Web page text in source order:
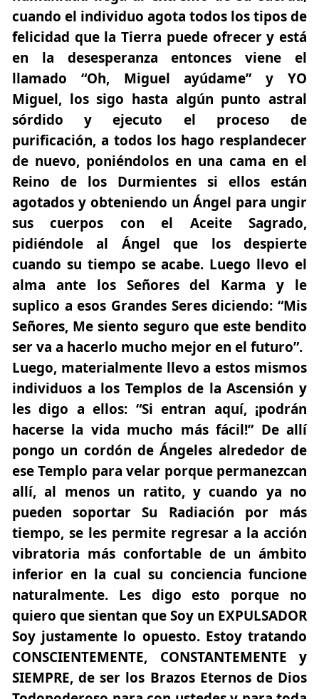
cuando el individuo agota todos los tipos de
felicidad que la Tierra puede ofrecer y está
en la desesperanza entonces viene el
llamado “Oh, Miguel ayúdame” y YO
Miguel, los sigo hasta algún punto astral
sórdido y ejecuto el proceso de
purificación, a todos los hago resplandecer
de nuevo, poniéndolos en una cama en el
Reino de los Durmientes si ellos están
agotados y obteniendo un Ángel para ungir
sus cuerpos con el Aceite Sagrado,
pidiéndole al Ángel que los despierte
cuando su tiempo se acabe. Luego llevo el
alma ante los Señores del Karma y le
suplico a esos Grandes Seres diciendo: “Mis
Señores, Me siento seguro que este bendito
ser va a hacerlo mucho mejor en el futuro”.
Luego, materialmente llevo a estos mismos
individuos a los Templos de la Ascensión y
les digo a ellos: “Si entran aquí, ¡podrán
hacerse la vida mucho más fácil!” De allí
pongo un cordón de Ángeles alrededor de
ese Templo para velar porque permanezcan
allí, al menos un ratito, y cuando ya no
pueden soportar Su Radiación por más
tiempo, se les permite regresar a la acción
vibratoria más confortable de un ámbito
inferior en la cual su conciencia funcione
naturalmente. Les digo esto porque no
quiero que sientan que Soy un EXPULSADOR
Soy justamente lo opuesto. Estoy tratando
CONSCIENTEMENTE, CONSTANTEMENTE y
SIEMPRE, de ser los Brazos Eternos de Dios